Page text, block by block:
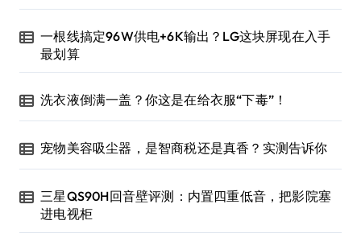
一根线搞定96W供电+6K输出？LG这块屏现在入手
最划算
洗衣液倒满一盖？你这是在给衣服“下毒”！
宠物美容吸尘器，是智商税还是真香？实测告诉你
三星QS90H回音壁评测：内置四重低音，把影院塞
进电视柜